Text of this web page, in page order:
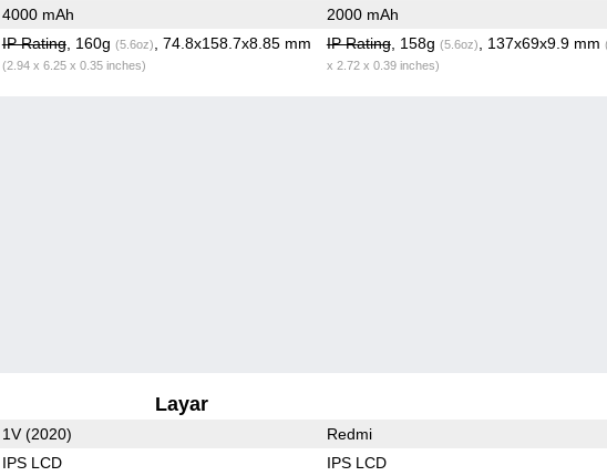
4000 mAh 2000 mAh
IP Rating, 160g (5.6oz) , 74.8x158.7x8.85 mm
(2.94 x 6.25 x 0.35 inches)
IP Rating, 158g (5.6oz) , 137x69x9.9 mm
x 2.72 x 0.39 inches)
Layar
1V (2020) Redmi
IPS LCD IPS LCD